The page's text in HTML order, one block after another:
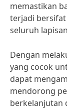
memastikan
terjadi
seluruh
Dengan
yang cocok
dapat
mendorong
berkelanjutan